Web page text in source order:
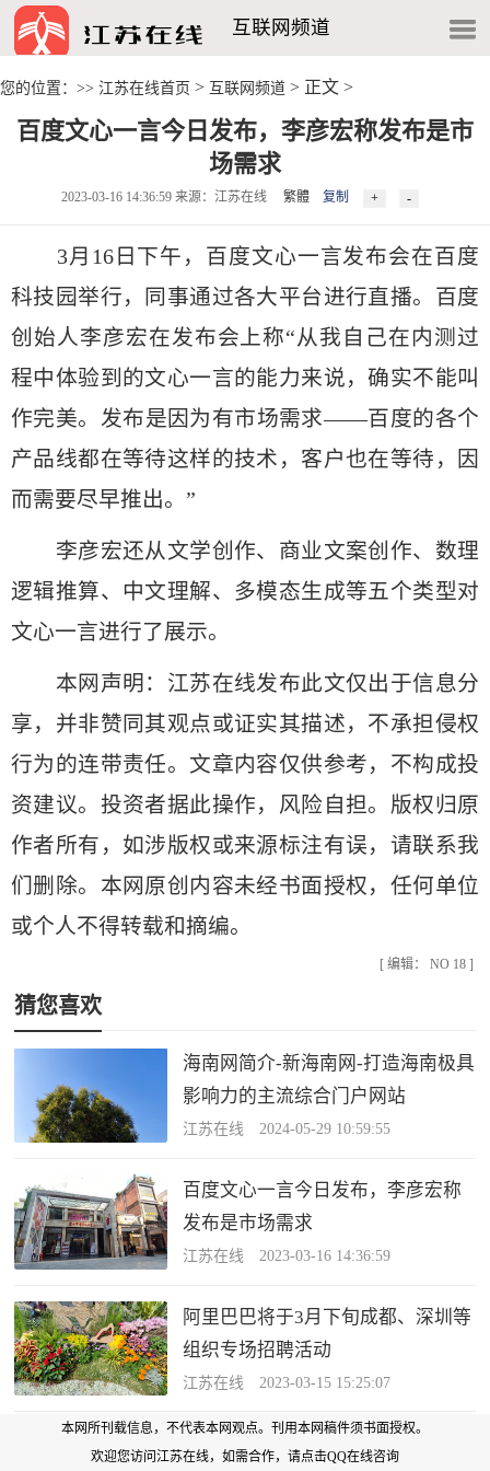
互联网频道
您的位置：>> 江苏在线首页 > 互联网频道 > 正文 >
百度文心一言今日发布，李彦宏称发布是市
场需求
2023-03-16 14:36:59 来源：江苏在线 繁體 复制
3月16日下午，百度文心一言发布会在百度
科技园举行，同事通过各大平台进行直播。百度
创始人李彦宏在发布会上称“从我自己在内测过
程中体验到的文心一言的能力来说，确实不能叫
作完美。发布是因为有市场需求——百度的各个
产品线都在等待这样的技术，客户也在等待，因
而需要尽早推出。”
李彦宏还从文学创作、商业文案创作、数理
逻辑推算、中文理解、多模态生成等五个类型对
文心一言进行了展示。
本网声明：江苏在线发布此文仅出于信息分
享，并非赞同其观点或证实其描述，不承担侵权
行为的连带责任。文章内容仅供参考，不构成投
资建议。投资者据此操作，风险自担。版权归原
作者所有，如涉版权或来源标注有误，请联系我
们删除。本网原创内容未经书面授权，任何单位
或个人不得转载和摘编。
[ 编辑： NO 18 ]
猜您喜欢
海南网简介-新海南网-打造海南极具
影响力的主流综合门户网站
江苏在线 2024-05-29 10:59:55
百度文心一言今日发布，李彦宏称
发布是市场需求
江苏在线 2023-03-16 14:36:59
阿里巴巴将于3月下旬成都、深圳等
组织专场招聘活动
江苏在线 2023-03-15 15:25:07
本网所刊载信息，不代表本网观点。刊用本网稿件须书面授权。
欢迎您访问江苏在线，如需合作， 请点击QQ在线咨询